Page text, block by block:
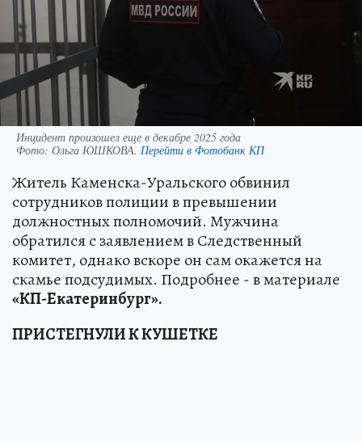
Инцидент произошел еще в декабре 2025 года
Фото: Ольга ЮШКОВА. Перейти в Фотобанк КП
Житель Каменска-Уральского обвинил
сотрудников полиции в превышении
должностных полномочий. Мужчина
обратился с заявлением в Следственный
комитет, однако вскоре он сам окажется на
скамье подсудимых. Подробнее - в материале
«КП-Екатеринбург».
ПРИСТЕГНУЛИ К КУШЕТКЕ